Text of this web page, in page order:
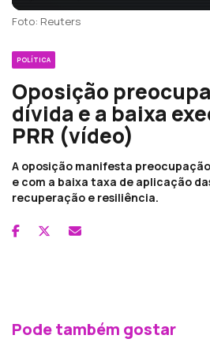
Foto: Reuters
POLÍTICA
Oposição
dívida e a baixa
PRR (vídeo)
A oposição manifesta
e com a baixa taxa de aplicação
recuperação e resiliência.
Pode também gostar